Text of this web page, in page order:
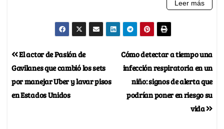
Cómo detectar a tiempo una
infección respiratoria en un
niño: signos de alerta que
podrían poner en riesgo su
vida
El actor de Pasión de
Gavilanes que cambió los sets
por manejar Uber y lavar pisos
en Estados Unidos